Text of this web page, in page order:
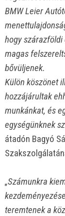
BMW Leier
hogy szárazföldi
magas
bővüljenek.
Külön köszönet
hozzájárultak
munkánkat, és
egységünknek
átadón Bagyó
„Számunkra
teremtenek a